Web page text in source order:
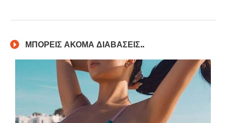
ΜΠΟΡΕΙΣ ΑΚΟΜΑ ΔΙΑΒΑΣΕΙΣ..